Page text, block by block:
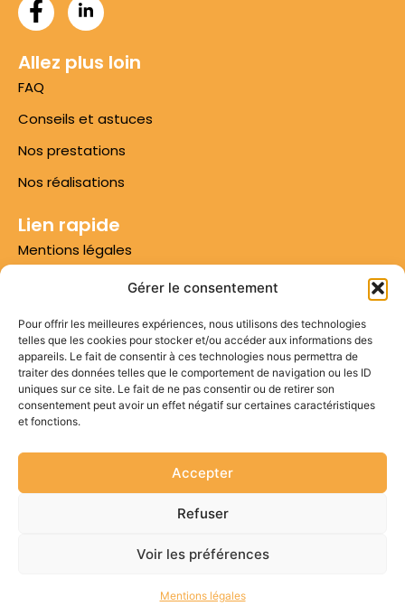
Gérer le consentement
Pour offrir les meilleures expériences, nous utilisons des technologies
telles que les cookies pour stocker et/ou accéder aux informations des
appareils. Le fait de consentir à ces technologies nous permettra de
traiter des données telles que le comportement de navigation ou les ID
uniques sur ce site. Le fait de ne pas consentir ou de retirer son
consentement peut avoir un effet négatif sur certaines caractéristiques
et fonctions.
Accepter
Refuser
Voir les préférences
Mentions légales
Allez plus loin
FAQ
Conseils et astuces
Nos prestations
Nos réalisations
Lien rapide
Mentions légales
Conditions d'utilisation
Numéro 1 sur Google
Plan du site
Contactez-nous
Bureau : 09 87 30 04 98
Mobile : 06 22 53 58 54
Email: contact@idees3d.fr
© Depuis 2018 Idées 3D